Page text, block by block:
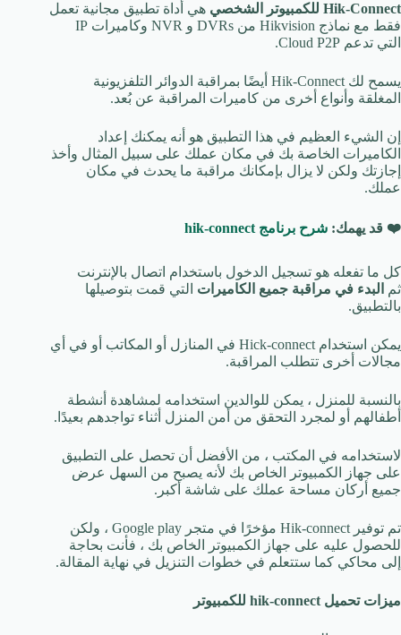
Hik-Connect للكمبيوتر الشخصي هي أداة تطبيق مجانية تعمل
فقط مع نماذج Hikvision من DVRs و NVR وكاميرات IP
التي تدعم Cloud P2P.
يسمح لك Hik-Connect أيضًا بمراقبة الدوائر التلفزيونية
المغلقة وأنواع أخرى من كاميرات المراقبة عن بُعد.
إن الشيء العظيم في هذا التطبيق هو أنه يمكنك إعداد
الكاميرات الخاصة بك في مكان عملك على سبيل المثال وأخذ
إجازتك ولكن لا يزال بإمكانك مراقبة ما يحدث في مكان
عملك.
❤️ قد يهمك: شرح برنامج hik-connect
كل ما تفعله هو تسجيل الدخول باستخدام اتصال بالإنترنت
ثم
البدء في مراقبة جميع الكاميرات التي قمت بتوصيلها
بالتطبيق.
يمكن استخدام Hick-connect في المنازل أو المكاتب أو في أي
مجالات أخرى تتطلب المراقبة.
بالنسبة للمنزل ، يمكن للوالدين استخدامه لمشاهدة أنشطة
أطفالهم أو لمجرد التحقق من أمن المنزل أثناء تواجدهم بعيدًا.
لاستخدامه في المكتب ، من الأفضل أن تحصل على التطبيق
على جهاز الكمبيوتر الخاص بك لأنه يصبح من السهل عرض
جميع أركان مساحة عملك على شاشة أكبر.
تم توفير Hik-connect مؤخرًا في متجر Google play ، ولكن
للحصول عليه على جهاز الكمبيوتر الخاص بك ، فأنت بحاجة
إلى محاكي كما ستتعلم في خطوات التنزيل في نهاية المقالة.
ميزات تحميل hik-connect للكمبيوتر